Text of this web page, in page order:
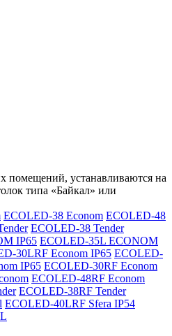
помещений, устанавливаются на
типа «Байкал» или
ECOLED-38 Econom ECOLED-48
ECOLED-38 Tender
IP65 ECOLED-35L ECONOM
30LRF Econom IP65 ECOLED-
IP65 ECOLED-30RF Econom
ECOLED-48RF Econom
ECOLED-38RF Tender
ECOLED-40LRF Sfera IP54